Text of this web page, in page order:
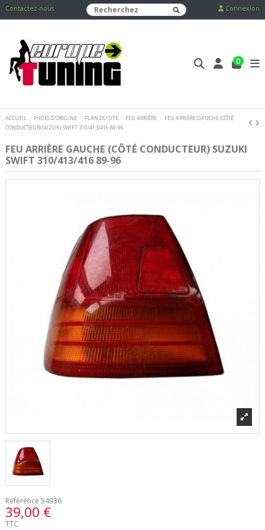
Contactez-nous Connexion
0
ACCUEIL PIECES D'ORIGINE PLAN DU SITE FEU ARRIÈRE
FEU ARRIÈRE GAUCHE (CÔTÉ
CONDUCTEUR) SUZUKI SWIFT 310/413/416 89-96
FEU ARRIÈRE GAUCHE (CÔTÉ CONDUCTEUR) SUZUKI
SWIFT 310/413/416 89-96
Référence 54936
39,00 €
TTC